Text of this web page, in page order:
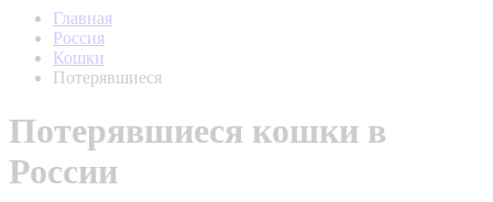
Главная
Россия
Кошки
Потерявшиеся
Потерявшиеся кошки в
России